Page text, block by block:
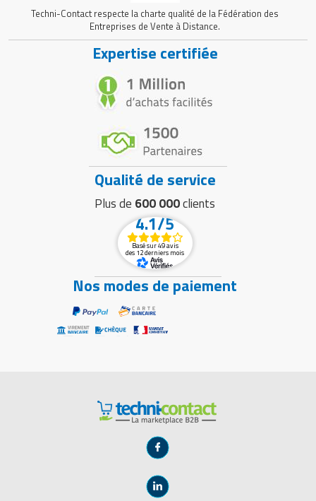
Techni-Contact respecte la charte qualité de la Fédération des
Entreprises de Vente à Distance.
Expertise certifiée
Qualité de service
Plus de 600 000clients
4.1/5
Basé sur 49 avis
des 12 derniers mois
Nos modes de paiement